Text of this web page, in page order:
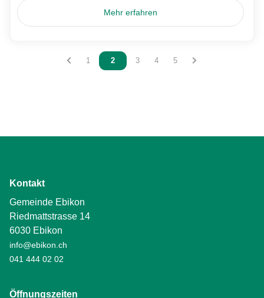
Mehr erfahren
Vous êtes sur la page
1 Vous êtes sur la page
2 Vous êtes sur la page
3 Vous êtes sur la page
4 Vous êtes sur la page
5
Kontakt
Gemeinde Ebikon
Riedmattstrasse 14
6030 Ebikon
info@ebikon.ch
041 444 02 02
Öffnungszeiten